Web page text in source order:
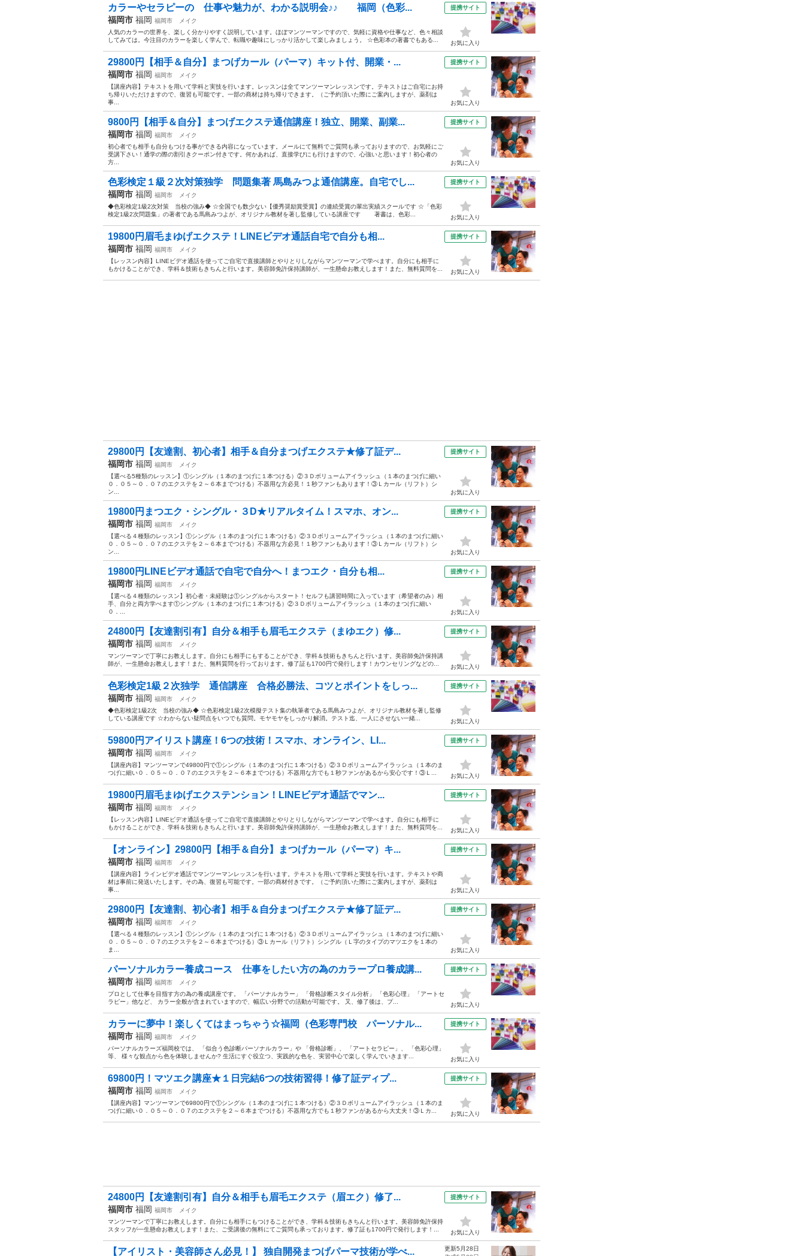
カラーやセラピーの 仕事や魅力が、わかる説明会♪♪ 福岡（色彩...
福岡市 福岡 福岡市
メイク
人気のカラーの世界を、楽しく分かりやすく説明しています。ほぼマンツーマンですので、気軽に資格や仕事など、色々相談
してみては。今注目のカラーを楽しく学んで、転職や趣味にしっかり活かして楽しみましょう。 ☆色彩本の著書でもある...
提携サイト
お気に入り
29800円【相手＆自分】まつげカール（パーマ）キット付、開業・...
福岡市 福岡 福岡市
メイク
【講座内容】テキストを用いて学科と実技を行います。レッスンは全てマンツーマンレッスンです。テキストはご自宅にお持
ち帰りいただけますので、復習も可能です。一部の商材は持ち帰りできます。（ご予約頂いた際にご案内しますが、薬剤は
事...
提携サイト
お気に入り
9800円【相手＆自分】まつげエクステ通信講座！独立、開業、副業...
福岡市 福岡 福岡市
メイク
初心者でも相手も自分もつける事ができる内容になっています。メールにて無料でご質問も承っておりますので、お気軽にご
受講下さい！通学の際の割引きクーポン付きです。何かあれば、直接学びにも行けますので、心強いと思います！初心者の
方...
提携サイト
お気に入り
色彩検定１級２次対策独学 問題集著 馬島みつよ通信講座。自宅でし...
福岡市 福岡 福岡市
メイク
◆色彩検定1級2次対策 当校の強み◆ ☆全国でも数少ない【優秀奨励賞受賞】の連続受賞の輩出実績スクールです ☆「色彩
検定1級2次問題集」の著者である馬島みつよが、オリジナル教材を著し監修している講座です 著書は、色彩...
提携サイト
お気に入り
19800円眉毛まゆげエクステ！LINEビデオ通話自宅で自分も相...
福岡市 福岡 福岡市
メイク
【レッスン内容】LINEビデオ通話を使ってご自宅で直接講師とやりとりしながらマンツーマンで学べます。自分にも相手に
もかけることができ、学科＆技術もきちんと行います。美容師免許保持講師が、一生懸命お教えします！また、無料質問を...
提携サイト
お気に入り
29800円【友達割、初心者】相手＆自分まつげエクステ★修了証デ...
福岡市 福岡 福岡市
メイク
【選べる5種類のレッスン】①シングル（１本のまつげに１本つける）②３Ｄボリュームアイラッシュ（１本のまつげに細い
０．０５～０．０７のエクステを２～６本までつける）不器用な方必見！１秒ファンもあります！③Ｌカール（リフト）シ
ン...
提携サイト
お気に入り
19800円まつエク・シングル・３D★リアルタイム！スマホ、オン...
福岡市 福岡 福岡市
メイク
【選べる４種類のレッスン】①シングル（１本のまつげに１本つける）②３Ｄボリュームアイラッシュ（１本のまつげに細い
０．０５～０．０７のエクステを２～６本までつける）不器用な方必見！１秒ファンもあります！③Ｌカール（リフト）シ
ン...
提携サイト
お気に入り
19800円LINEビデオ通話で自宅で自分へ！まつエク・自分も相...
福岡市 福岡 福岡市
メイク
【選べる４種類のレッスン】初心者・未経験は①シングルからスタート！セルフも講習時間に入っています（希望者のみ）相
手、自分と両方学べます①シングル（１本のまつげに１本つける）②３Ｄボリュームアイラッシュ（１本のまつげに細い
０．...
提携サイト
お気に入り
24800円【友達割引有】自分＆相手も眉毛エクステ（まゆエク）修...
福岡市 福岡 福岡市
メイク
マンツーマンで丁寧にお教えします。自分にも相手にもすることができ、学科＆技術もきちんと行います。美容師免許保持講
師が、一生懸命お教えします！また、無料質問を行っております。修了証も1700円で発行します！カウンセリングなどの...
提携サイト
お気に入り
色彩検定1級２次独学 通信講座 合格必勝法、コツとポイントをしっ...
福岡市 福岡 福岡市
メイク
◆色彩検定1級2次 当校の強み◆ ☆色彩検定1級2次模擬テスト集の執筆者である馬島みつよが、オリジナル教材を著し監修
している講座です ☆わからない疑問点をいつでも質問。モヤモヤをしっかり解消。テスト迄、一人にさせない一緒...
提携サイト
お気に入り
59800円アイリスト講座！6つの技術！スマホ、オンライン、LI...
福岡市 福岡 福岡市
メイク
【講座内容】マンツーマンで49800円で①シングル（１本のまつげに１本つける）②３Ｄボリュームアイラッシュ（１本のま
つげに細い０．０５～０．０７のエクステを２～６本までつける）不器用な方でも１秒ファンがあるから安心です！③Ｌ...
提携サイト
お気に入り
19800円眉毛まゆげエクステンション！LINEビデオ通話でマン...
福岡市 福岡 福岡市
メイク
【レッスン内容】LINEビデオ通話を使ってご自宅で直接講師とやりとりしながらマンツーマンで学べます。自分にも相手に
もかけることができ、学科＆技術もきちんと行います。美容師免許保持講師が、一生懸命お教えします！また、無料質問を...
提携サイト
お気に入り
【オンライン】29800円【相手＆自分】まつげカール（パーマ）キ...
福岡市 福岡 福岡市
メイク
【講座内容】ラインビデオ通話でマンツーマンレッスンを行います。テキストを用いて学科と実技を行います。テキストや商
材は事前に発送いたします。その為、復習も可能です。一部の商材付きです。（ご予約頂いた際にご案内しますが、薬剤は
事...
提携サイト
お気に入り
29800円【友達割、初心者】相手＆自分まつげエクステ★修了証デ...
福岡市 福岡 福岡市
メイク
【選べる４種類のレッスン】①シングル（１本のまつげに１本つける）②３Ｄボリュームアイラッシュ（１本のまつげに細い
０．０５～０．０７のエクステを２～６本までつける）③Ｌカール（リフト）シングル（Ｌ字のタイプのマツエクを１本の
ま...
提携サイト
お気に入り
パーソナルカラー養成コース 仕事をしたい方の為のカラープロ養成講...
福岡市 福岡 福岡市
メイク
プロとして仕事を目指す方の為の養成講座です。 「パーソナルカラー」 「骨格診断スタイル分析」 「色彩心理」 「アートセ
ラピー」他など、 カラー全般が含まれていますので、幅広い分野での活動が可能です。 又、修了後は、プ...
提携サイト
お気に入り
カラーに夢中！楽しくてはまっちゃう☆福岡（色彩専門校 パーソナル...
福岡市 福岡 福岡市
メイク
パーソナルカラーズ福岡校では、 「似合う色診断パーソナルカラー」や 「骨格診断」、 「アートセラピー」、 「色彩心理」
等、 様々な観点から色を体験しませんか? 生活にすぐ役立つ、実践的な色を、実習中心で楽しく学んでいきます...
提携サイト
お気に入り
69800円！マツエク講座★１日完結6つの技術習得！修了証ディプ...
福岡市 福岡 福岡市
メイク
【講座内容】マンツーマンで69800円で①シングル（１本のまつげに１本つける）②３Ｄボリュームアイラッシュ（１本のま
つげに細い０．０５～０．０７のエクステを２～６本までつける）不器用な方でも１秒ファンがあるから大丈夫！③Ｌカ...
提携サイト
お気に入り
24800円【友達割引有】自分＆相手も眉毛エクステ（眉エク）修了...
福岡市 福岡 福岡市
メイク
マンツーマンで丁寧にお教えします。自分にも相手にもつけることができ、学科＆技術もきちんと行います。美容師免許保持
スタッフが一生懸命お教えします！また、ご受講後の無料にてご質問も承っております。修了証も1700円で発行します！...
提携サイト
お気に入り
【アイリスト・美容師さん必見！】 独自開発まつげパーマ技術が学べ...
更新5月28日